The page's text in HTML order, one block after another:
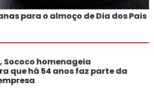
para o almoço de Dia dos Pais
Sococo homenageia
que há 54 anos faz parte da